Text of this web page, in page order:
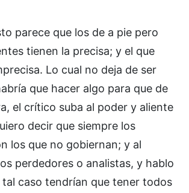
parece que los de a pie pero
tienen la precisa; y el que
Lo cual no deja de ser
que hacer algo para que de
el crítico suba al poder y aliente
decir que siempre los
los que no gobiernan; y al
perdedores o analistas, y hablo
tal caso tendrían que tener todos